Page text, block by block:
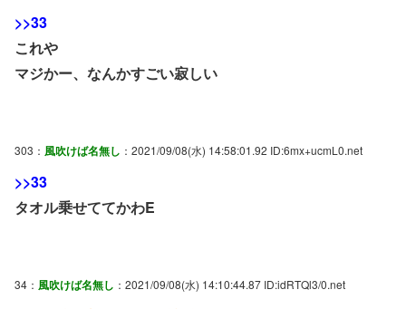
>>33
これや
マジかー、なんかすごい寂しい
303： 風吹けば名無し ：2021/09/08(水) 14:58:01.92 ID:6mx+ucmL0.net
>>33
タオル乗せててかわE
34： 風吹けば名無し ：2021/09/08(水) 14:10:44.87 ID:idRTQl3/0.net